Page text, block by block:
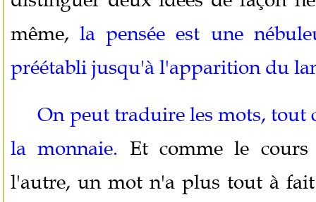
même,la pensée est une
préétabli jusqu'à l'apparition du
On peut traduire les mots, tout
la monnaie. Et comme le
l'autre, un mot n'a plus tout à fait